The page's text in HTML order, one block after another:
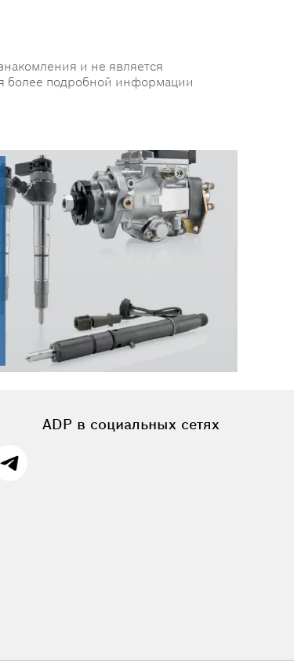
и не является
более подробной информации
запчастей
от 30.07.2026
ADP в социальных сетях